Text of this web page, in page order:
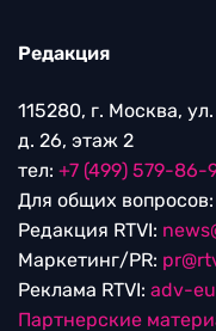
Редакция
115280, г. Москва,
д. 26, этаж 2
тел: +7 (499) 579-86-
Для общих вопросов:
Редакция RTVI:
Маркетинг/PR:
Реклама RTVI: adv-
Партнерские